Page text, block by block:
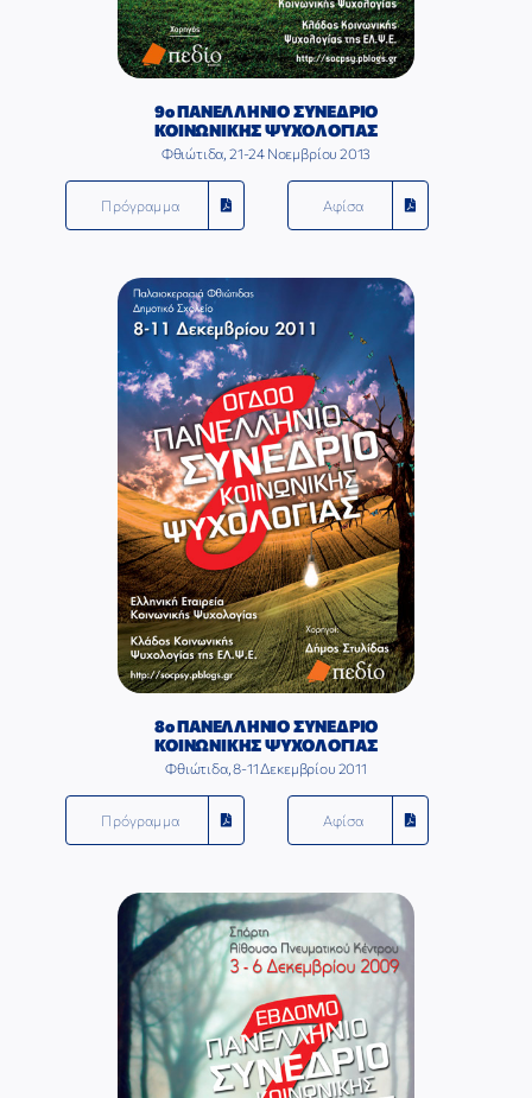
9ο ΠΑΝΕΛΛΗΝΙΟ ΣΥΝΕΔΡΙΟ
ΚΟΙΝΩΝΙΚΗΣ ΨΥΧΟΛΟΓΙΑΣ
Φθιώτιδα, 21-24 Νοεμβρίου 2013
Πρόγραμμα Αφίσα
8ο ΠΑΝΕΛΛΗΝΙΟ ΣΥΝΕΔΡΙΟ
ΚΟΙΝΩΝΙΚΗΣ ΨΥΧΟΛΟΓΙΑΣ
Φθιώτιδα, 8-11 Δεκεμβρίου 2011
Πρόγραμμα Αφίσα